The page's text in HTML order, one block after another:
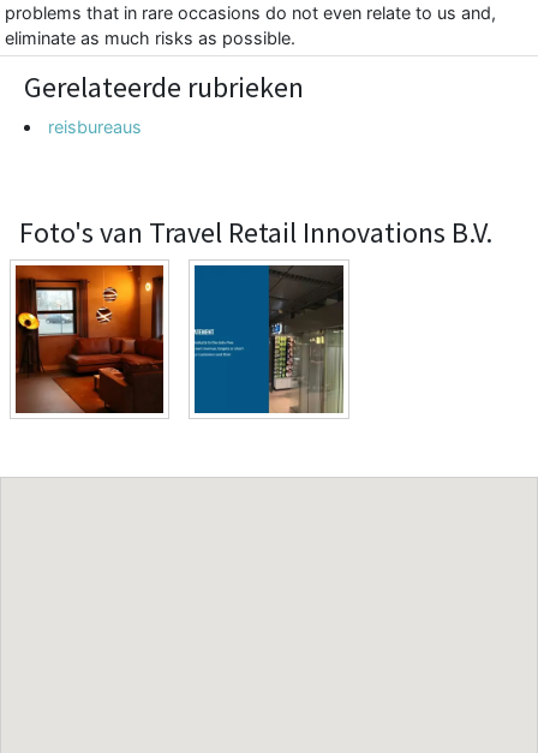
problems that in rare occasions do not even relate to us and,
eliminate as much risks as possible.
Gerelateerde rubrieken
reisbureaus
Foto's van Travel Retail Innovations B.V.